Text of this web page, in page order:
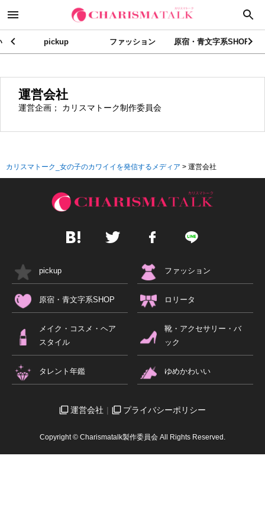
pickup ファッション 原宿・青文字系SHOP
運営会社
運営企画； カリスマトーク制作委員会
カリスマトーク_女の子のカワイイを発信するメディア > 運営会社
pickup ファッション
原宿・青文字系SHOP ロリータ
メイク・コスメ・ヘア
スタイル
靴・アクセサリー・バ
ック
タレント年鑑 ゆめかわいい
運営会社 プライバシーポリシー
Copyright © Charismatalk製作委員会 All Rights Reserved.